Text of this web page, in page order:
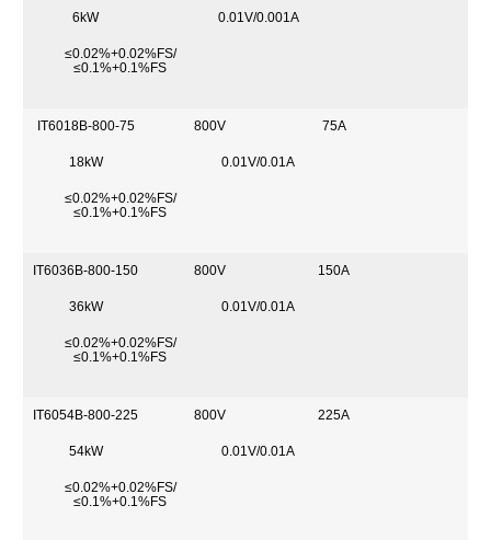
6kW 0.01V/0.001A
≤0.02%+0.02%FS/
≤0.1%+0.1%FS
IT6018B-800-75 800V 75A
18kW 0.01V/0.01A
≤0.02%+0.02%FS/
≤0.1%+0.1%FS
IT6036B-800-150 800V 150A
36kW 0.01V/0.01A
≤0.02%+0.02%FS/
≤0.1%+0.1%FS
IT6054B-800-225 800V 225A
54kW 0.01V/0.01A
≤0.02%+0.02%FS/
≤0.1%+0.1%FS